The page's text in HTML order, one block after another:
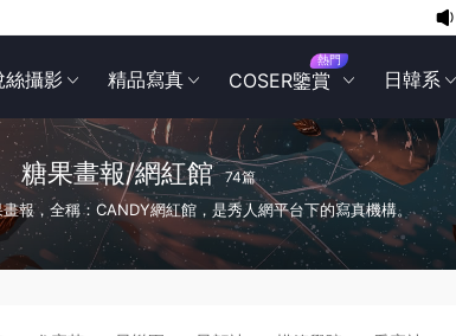
絲攝影 精品寫真 COSER鑒賞
熱門
日韓系
糖果畫報/網紅館 74篇
報，全稱：CANDY網紅館，是秀人網平台下的寫真機構。